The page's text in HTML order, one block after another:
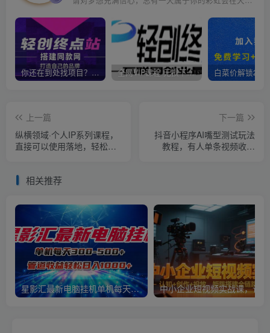
你还在到处找项目？还在当韭菜？我靠卖项目一个月收入5万+，曾经我也是个失败者。 全网VIP课程 无损下载~
上一篇
纵横领域·个人IP系列课程，
直接可以使用落地，轻松打
下一篇
抖音小程序AI嘴型测试玩法
教程，有人单条视频收入
相关推荐
星影汇最新电脑挂机单机每天300+团队管道收益轻松日入1000+